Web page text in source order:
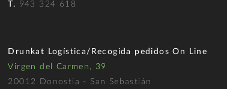
T. 943 324 618
Drunkat Logística/Recogida pedidos On Line
Virgen del Carmen, 39
20012 Donostia - San Sebastián